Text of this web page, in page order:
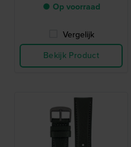
● Op voorraad
Vergelijk
Bekijk Product